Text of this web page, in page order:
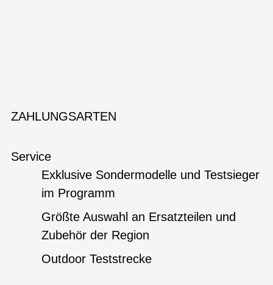
ZAHLUNGSARTEN
Service
Exklusive Sondermodelle und Testsieger
im Programm
Größte Auswahl an Ersatzteilen und
Zubehör der Region
Outdoor Teststrecke